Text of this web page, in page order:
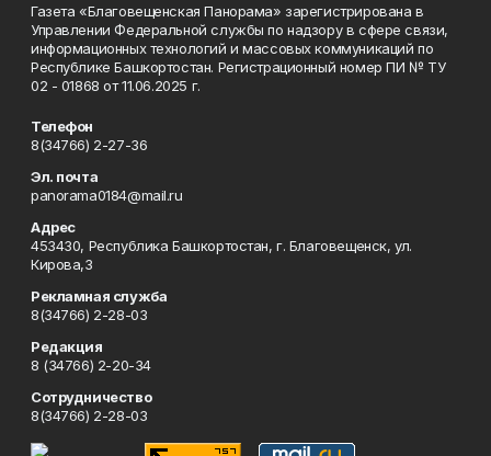
Газета «Благовещенская Панорама» зарегистрирована в
Управлении Федеральной службы по надзору в сфере связи,
информационных технологий и массовых коммуникаций по
Республике Башкортостан. Регистрационный номер ПИ № ТУ
02 - 01868 от 11.06.2025 г.
Телефон
8(34766) 2-27-36
Эл. почта
panorama0184@mail.ru
Адрес
453430, Республика Башкортостан, г. Благовещенск, ул.
Кирова,3
Рекламная служба
8(34766) 2-28-03
Редакция
8 (34766) 2-20-34
Сотрудничество
8(34766) 2-28-03